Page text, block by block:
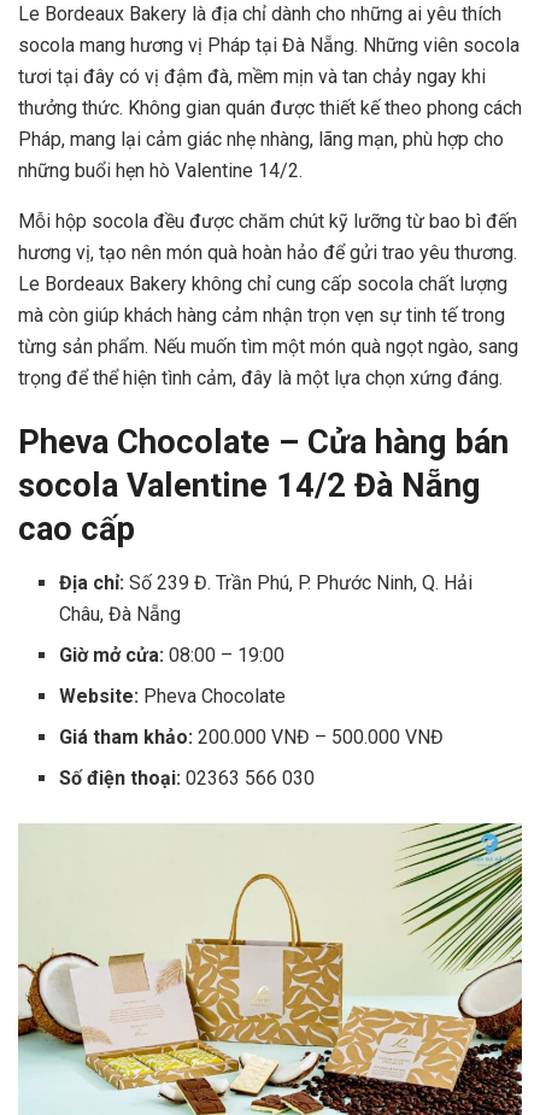
Le Bordeaux Bakery là địa chỉ dành cho những ai yêu thích
socola mang hương vị Pháp tại Đà Nẵng. Những viên socola
tươi tại đây có vị đậm đà, mềm mịn và tan chảy ngay khi
thưởng thức. Không gian quán được thiết kế theo phong cách
Pháp, mang lại cảm giác nhẹ nhàng, lãng mạn, phù hợp cho
những buổi hẹn hò Valentine 14/2.
Mỗi hộp socola đều được chăm chút kỹ lưỡng từ bao bì đến
hương vị, tạo nên món quà hoàn hảo để gửi trao yêu thương.
Le Bordeaux Bakery không chỉ cung cấp socola chất lượng
mà còn giúp khách hàng cảm nhận trọn vẹn sự tinh tế trong
từng sản phẩm. Nếu muốn tìm một món quà ngọt ngào, sang
trọng để thể hiện tình cảm, đây là một lựa chọn xứng đáng.
Pheva Chocolate – Cửa hàng bán
socola Valentine 14/2 Đà Nẵng
cao cấp
Địa chỉ: Số 239 Đ. Trần Phú, P. Phước Ninh, Q. Hải
Châu, Đà Nẵng
Giờ mở cửa: 08:00 – 19:00
Website: Pheva Chocolate
Giá tham khảo: 200.000 VNĐ – 500.000 VNĐ
Số điện thoại: 02363 566 030